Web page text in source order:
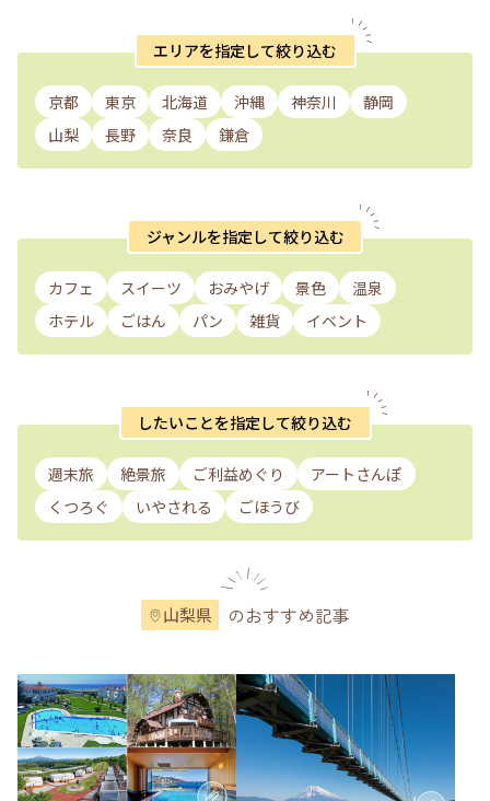
エリアを指定して絞り込む
京都 東京 北海道 沖縄 神奈川
静岡
山梨
長野 奈良 鎌倉
ジャンルを指定して絞り込む
カフェ スイーツ おみやげ 景色
温泉
ホテル
ごはん パン 雑貨 イベント
したいことを指定して絞り込む
週末旅 絶景旅 ご利益めぐり
アートさんぽ
くつろぐ
いやされる ごほうび
山梨県 のおすすめ記事